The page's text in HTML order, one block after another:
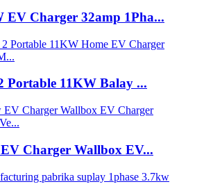
EV Charger 32amp 1Pha...
Portable 11KW Balay ...
Charger Wallbox EV...